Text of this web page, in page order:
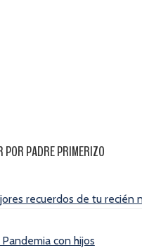
POR PADRE PRIMERIZO
recuerdos de tu recién
con hijos